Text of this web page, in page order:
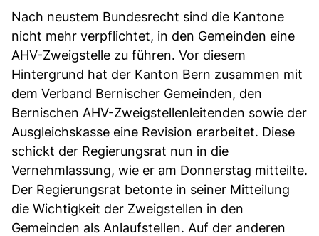
Nach neustem Bundesrecht sind die Kantone
nicht mehr verpflichtet, in den Gemeinden eine
AHV-Zweigstelle zu führen. Vor diesem
Hintergrund hat der Kanton Bern zusammen mit
dem Verband Bernischer Gemeinden, den
Bernischen AHV-Zweigstellenleitenden sowie der
Ausgleichskasse eine Revision erarbeitet. Diese
schickt der Regierungsrat nun in die
Vernehmlassung, wie er am Donnerstag mitteilte.
Der Regierungsrat betonte in seiner Mitteilung
die Wichtigkeit der Zweigstellen in den
Gemeinden als Anlaufstellen. Auf der anderen